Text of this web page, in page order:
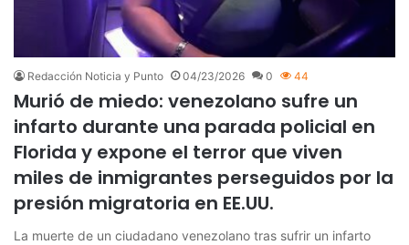
Redacción Noticia y Punto 04/23/2026 0 44
Murió de miedo: venezolano sufre un
infarto durante una parada policial en
Florida y expone el terror que viven
miles de inmigrantes perseguidos por la
presión migratoria en EE.UU.
La muerte de un ciudadano venezolano tras sufrir un infarto